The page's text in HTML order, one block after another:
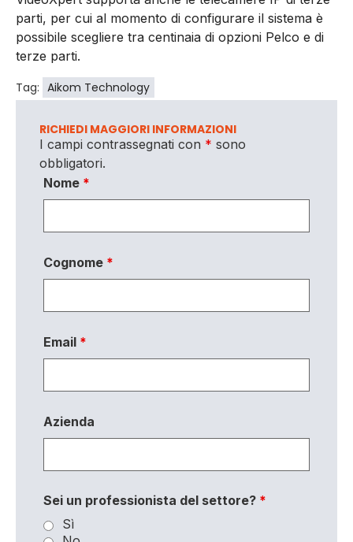
parti, per cui al momento di configurare il sistema è
possibile scegliere tra centinaia di opzioni Pelco e di
terze parti.
Tag: Aikom Technology
RICHIEDI MAGGIORI INFORMAZIONI
I campi contrassegnati con * sono
obbligatori.
Nome *
Cognome *
Email *
Azienda
Sei un professionista del settore? *
Sì